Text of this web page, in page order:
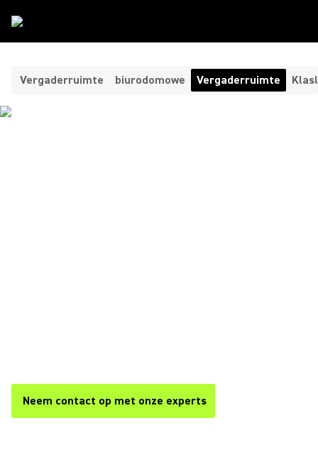
Vergaderruimte biurodomowe Vergaderruimte
Neem contact op met onze experts